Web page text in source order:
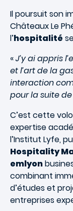
Il poursuit son
Châteaux Le
l’hospitalité
«J’y ai appris
et l’art de la
interaction
pour la suite
C’est cette
expertise
l’Institut Lyfe,
Hospitality
emlyon
combinant
d’études et
entreprises